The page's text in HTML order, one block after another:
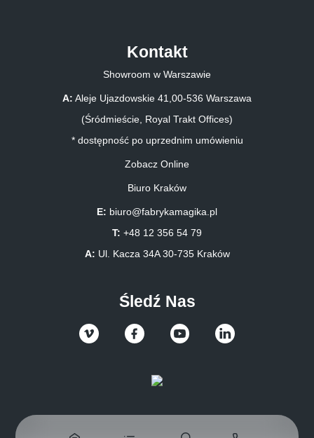
Kontakt
Showroom w Warszawie
A: Aleje Ujazdowskie 41,00-536 Warszawa
(Śródmieście, Royal Trakt Offices)
* dostępność po uprzednim umówieniu
Zobacz Online
Biuro Kraków
E: biuro@fabrykamagika.pl
T: +48 12 356 54 79
A: Ul. Kacza 34A 30-735 Kraków
Śledź Nas